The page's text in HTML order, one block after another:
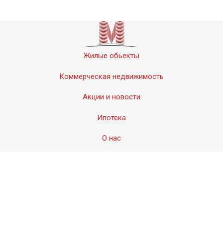
Жилые обьекты
Коммерческая недвижимость
Акции и новости
Ипотека
О нас